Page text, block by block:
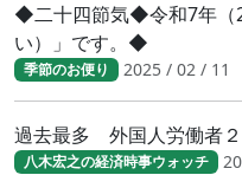
◆二十四節気◆令和7年（
い）」です。◆
季節のお便り 2025 / 02 / 11
過去最多 外国人労働者
八木宏之の経済時事ウォッチ